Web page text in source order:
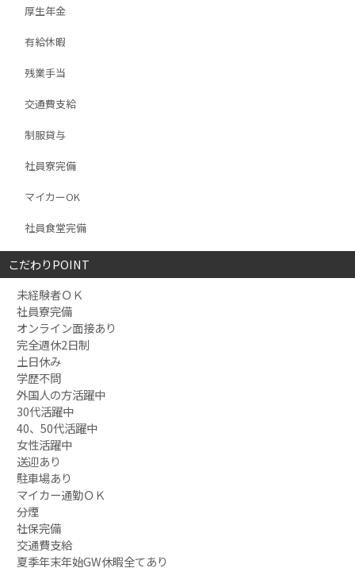
厚生年金
有給休暇
残業手当
交通費支給
制服貸与
社員寮完備
マイカーOK
社員食堂完備
こだわりPOINT
未経験者ＯＫ
社員寮完備
オンライン面接あり
完全週休2日制
土日休み
学歴不問
外国人の方活躍中
30代活躍中
40、50代活躍中
女性活躍中
送迎あり
駐車場あり
マイカー通勤ＯＫ
分煙
社保完備
交通費支給
夏季年末年始GW休暇全てあり